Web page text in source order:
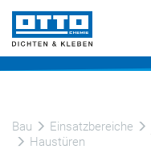
Bau Einsatzbereiche
Haustüren